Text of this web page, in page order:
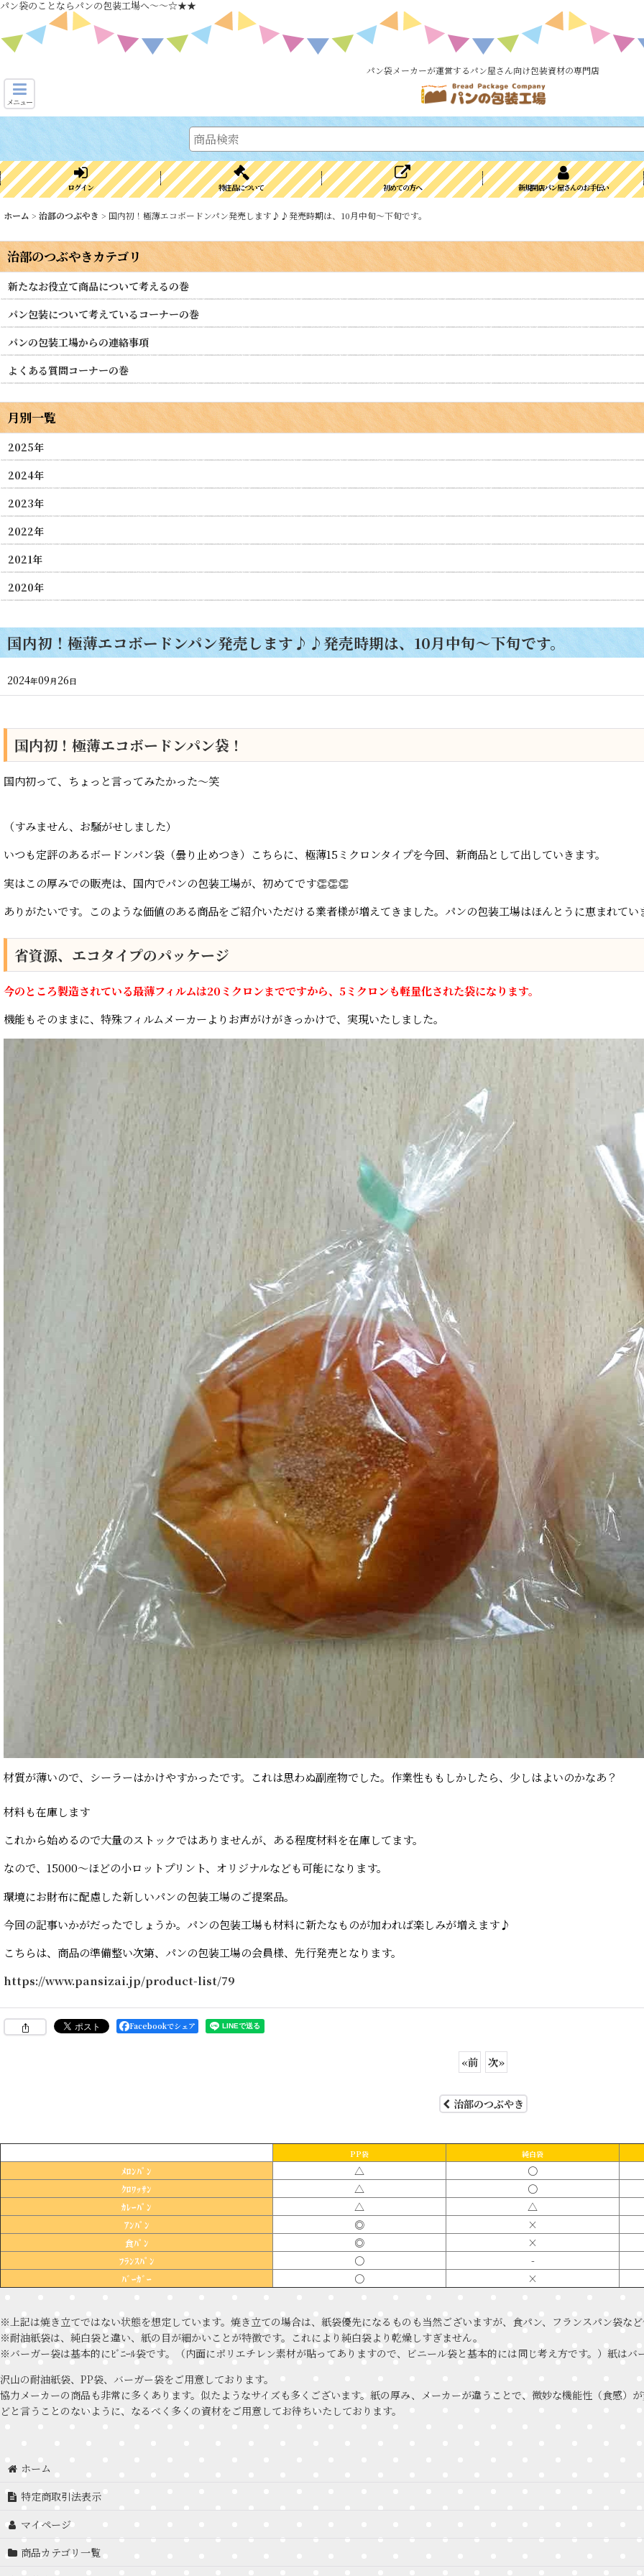
パン袋のことならパンの包装工場へ～～☆★★
パン袋メーカーが運営するパン屋さん向け包装資材の専門店
メニュー
ログイン 特注品について 初めての方へ 新規開店パン屋さんのお手伝い
ホーム > 治部のつぶやき > 国内初！極薄エコボードンパン発売します♪♪発売時期は、10月中旬～下旬です。
国内初！極薄エコボードンパン発売します♪♪発売時期は、10月中旬～下旬です。
2024年09月 26 日
国内初！極薄エコボードンパン袋！
国内初って、ちょっと言ってみたかった〜笑
（すみません、お騒がせしました）
いつも定評のあるボードンパン袋（曇り止めつき）こちらに、極薄15ミクロンタイプを今回、新商品として出していきます。
実はこの厚みでの販売は、国内でパンの包装工場が、初めてです👏👏👏
ありがたいです。このような価値のある商品をご紹介いただける業者様が増えてきました。パンの包装工場はほんとうに恵まれてい
省資源、エコタイプのパッケージ
今のところ製造されている最薄フィルムは20ミクロンまでですから、5ミクロンも軽量化された袋になります。
機能もそのままに、特殊フィルムメーカーよりお声がけがきっかけで、実現いたしました。
材質が薄いので、シーラーはかけやすかったです。これは思わぬ副産物でした。作業性ももしかしたら、少しはよいのかなあ？
材料も在庫します
これから始めるので大量のストックではありませんが、ある程度材料を在庫してます。
なので、15000〜ほどの小ロットプリント、オリジナルなども可能になります。
環境にお財布に配慮した新しいパンの包装工場のご提案品。
今回の記事いかがだったでしょうか。パンの包装工場も材料に新たなものが加われば楽しみが増えます♪
こちらは、商品の準備整い次第、パンの包装工場の会員様、先行発売となります。
https://www.pansizai.jp/product-list/79
Facebookでシェア
«前 次»
治部のつぶやき
治部のつぶやきカテゴリ
新たなお役立て商品について考えるの巻
パン包装について考えているコーナーの巻
パンの包装工場からの連絡事項
よくある質問コーナーの巻
月別一覧
2025年
2024年
2023年
2022年
2021年
2020年
PP袋 純白袋
ﾒﾛﾝﾊﾟﾝ △ 〇
ｸﾛﾜｯｻﾝ △ 〇
ｶﾚｰﾊﾟﾝ △ △
ｱﾝﾊﾟﾝ ◎ ×
食ﾊﾟﾝ ◎ ×
ﾌﾗﾝｽﾊﾟﾝ 〇 -
ﾊﾞｰｶﾞｰ 〇 ×
※上記は焼き立てではない状態を想定しています。焼き立ての場合は、紙袋優先になるものも当然ございますが、食パン、フランスパン袋な
※耐油紙袋は、純白袋と違い、紙の目が細かいことが特徴です。これにより純白袋より乾燥しすぎません。
※バーガー袋は基本的にﾋﾞﾆｰﾙ袋です。（内面にポリエチレン素材が貼ってありますので、ビニール袋と基本的には同じ考え方です。）紙は
沢山の耐油紙袋、PP袋、バーガー袋をご用意しております。
協力メーカーの商品も非常に多くあります。似たようなサイズも多くございます。紙の厚み、メーカーが違うことで、微妙な機能性（食感）
どと言うことのないように、なるべく多くの資材をご用意してお待ちいたしております。
ホーム
特定商取引法表示
マイページ
商品カテゴリ一覧